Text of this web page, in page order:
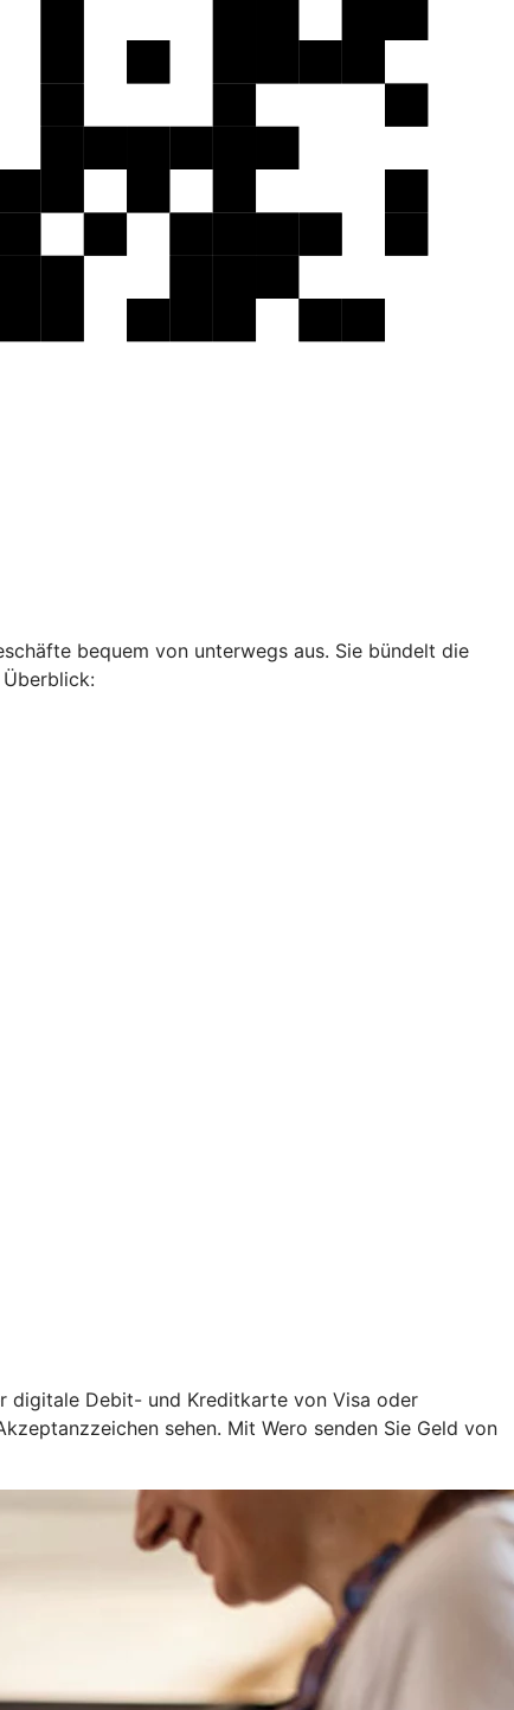
bequem von unterwegs aus. Sie bündelt die
digitale Debit- und Kreditkarte von Visa oder
sehen. Mit Wero senden Sie Geld von